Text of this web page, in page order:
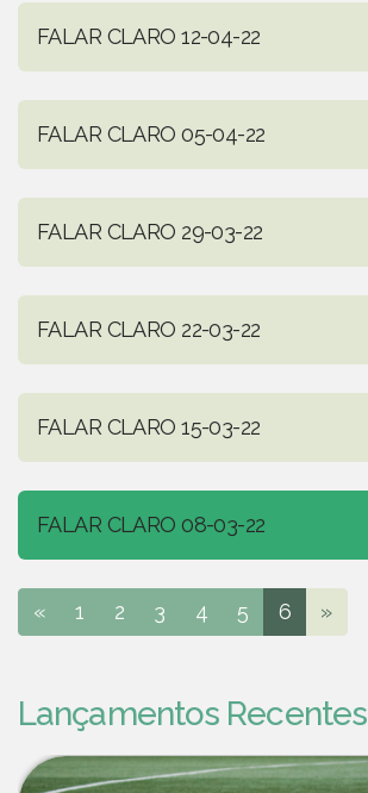
FALAR CLARO 12-04-22
FALAR CLARO 05-04-22
FALAR CLARO 29-03-22
FALAR CLARO 22-03-22
FALAR CLARO 15-03-22
FALAR CLARO 08-03-22
« 1 2 3 4 5 6 »
Lançamentos Recentes